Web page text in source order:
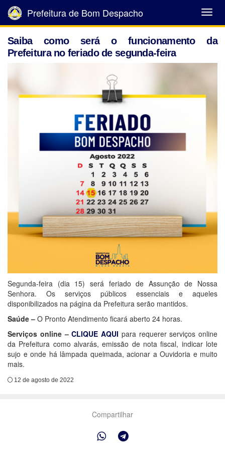
Abrir
Menu
Prefeitura de Bom Despacho
Saiba como será o funcionamento da
Prefeitura no feriado de segunda-feira
Segunda-feira (dia 15) será feriado de Assunção de Nossa
Senhora. Os serviços públicos essenciais e aqueles
disponibilizados na página da Prefeitura serão mantidos.
Saúde – O Pronto Atendimento ficará aberto 24 horas.
Serviços online – CLIQUE AQUI para requerer serviços online
da Prefeitura como alvarás, emissão de nota fiscal, indicar lote
sujo e onde há lâmpada queimada, acionar a Ouvidoria e muito
mais.
12 de agosto de 2022
Compartilhar